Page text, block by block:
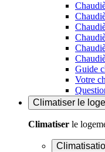
Guide
Votre
Climatiser le
Climatiser le